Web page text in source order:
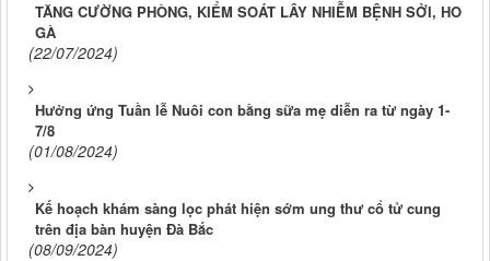
TĂNG CƯỜNG PHÒNG, KIỂM SOÁT LÂY NHIỄM BỆNH SỞI, HO
GÀ
(22/07/2024)
Hưởng ứng Tuần lễ Nuôi con bằng sữa mẹ diễn ra từ ngày 1-
7/8
(01/08/2024)
Kế hoạch khám sàng lọc phát hiện sớm ung thư cổ tử cung
trên địa bàn huyện Đà Bắc
(08/09/2024)